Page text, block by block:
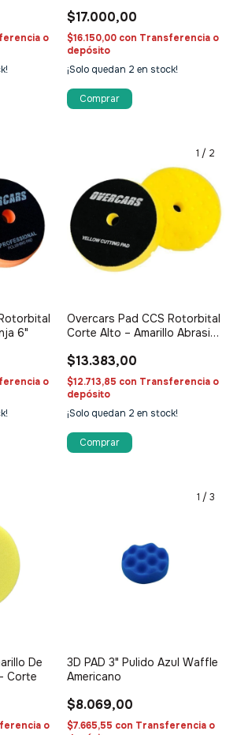
o
$17.000,00
$16.150,00 con Transferencia o
depósito
¡Solo quedan 2 en stock!
6"
o
1 / 2
Overcars Pad CCS Rotorbital
Corte Alto – Amarillo Abrasivo
$13.383,00
$12.713,85 con Transferencia o
depósito
¡Solo quedan 2 en stock!
De
Corte
o
1 / 3
3D PAD 3" Pulido Azul Waffle
Americano
$8.069,00
$7.665,55 con Transferencia o